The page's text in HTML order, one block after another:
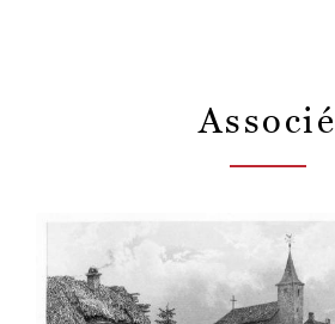
Associé